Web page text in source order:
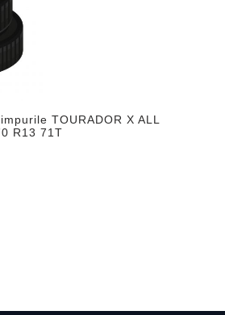
TOURADOR X ALL
R13 71T